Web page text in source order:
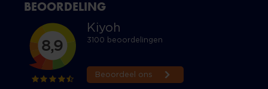
BEOORDELING